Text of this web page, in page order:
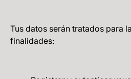
Tus datos serán tratados para
finalidades: